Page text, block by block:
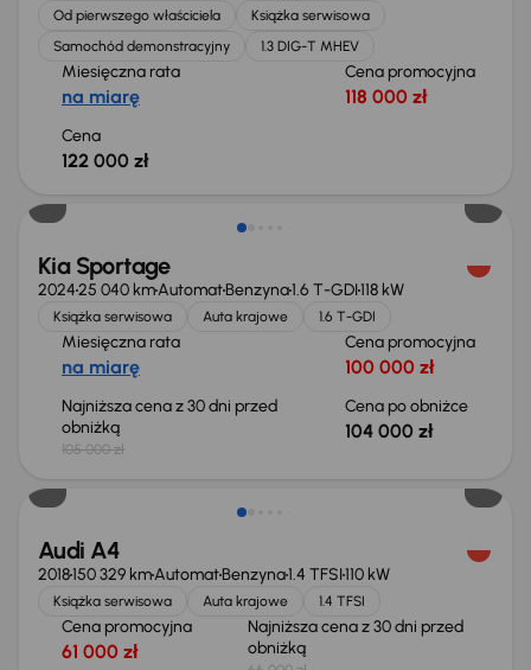
Od pierwszego właściciela
Książka serwisowa
Samochód demonstracyjny
1.3 DIG-T MHEV
Miesięczna rata
na miarę
Cena promocyjna
118 000 zł
Cena
122 000 zł
Kia Sportage
202425 040 kmAutomatBenzyna1.6 T-GDI118 kW
Książka serwisowa Auta krajowe 1.6 T-GDI
Miesięczna rata
na miarę
Cena promocyjna
100 000 zł
Najniższa cena z 30 dni przed
obniżką
105 000 zł
Cena po obniżce
104 000 zł
Taniej o 1 000 zł
Audi A4
2018150 329 kmAutomatBenzyna1.4 TFSI110 kW
Książka serwisowa Auta krajowe 1.4 TFSI
Cena promocyjna
61 000 zł
Najniższa cena z 30 dni przed
obniżką